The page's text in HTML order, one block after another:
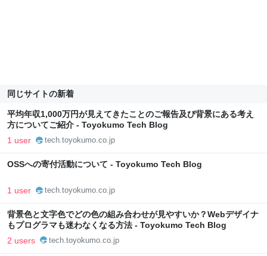
同じサイトの新着
平均年収1,000万円が見えてきたことのご報告及び背景にある考え
方についてご紹介 - Toyokumo Tech Blog
1 user tech.toyokumo.co.jp
OSSへの寄付活動について - Toyokumo Tech Blog
1 user tech.toyokumo.co.jp
背景色と文字色でどの色の組み合わせが見やすいか？Webデザイナ
もプログラマも迷わなくなる方法 - Toyokumo Tech Blog
2 users tech.toyokumo.co.jp